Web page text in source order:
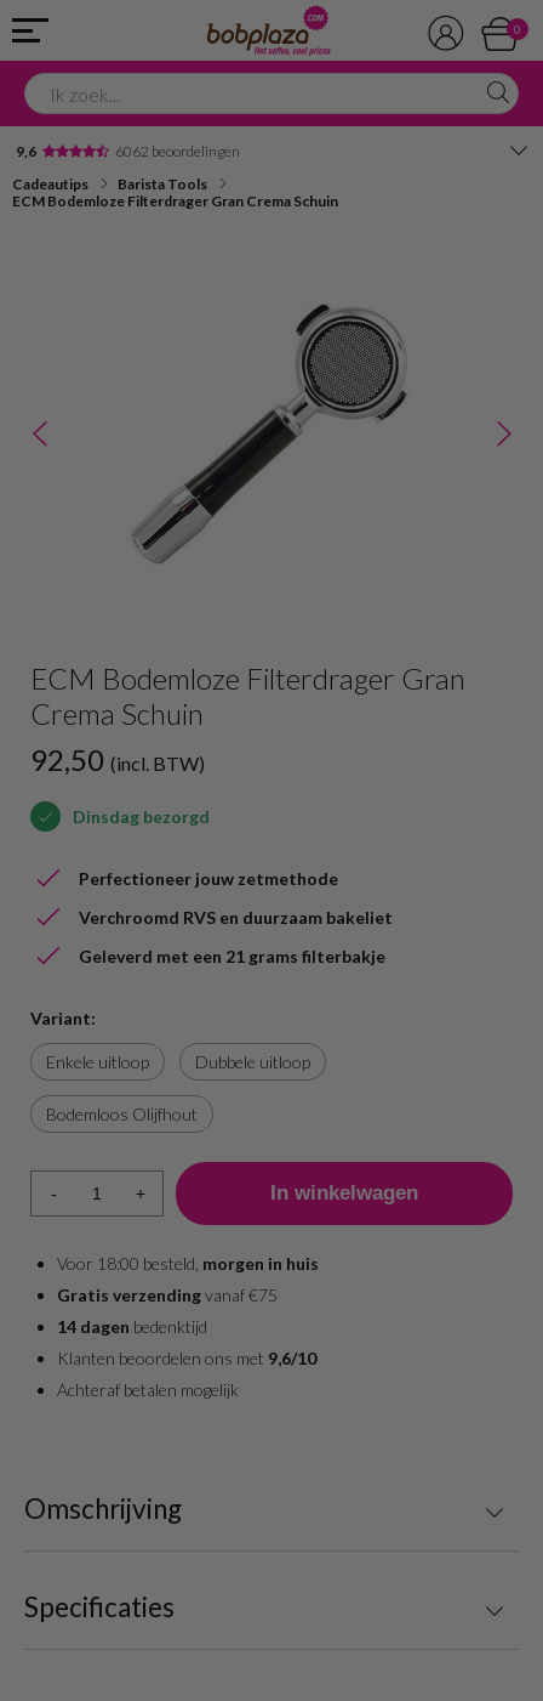
0
9,6 6062 beoordelingen
Avondbezorging
Cadeautips
Barista Tools
ECM Bodemloze Filterdrager Gran Crema Schuin
ECM Bodemloze Filterdrager Gran
Crema Schuin
92,50 (incl. BTW)
Dinsdag bezorgd
Perfectioneer jouw zetmethode
Verchroomd RVS en duurzaam bakeliet
Geleverd met een 21 grams filterbakje
Variant:
Enkele uitloop Dubbele uitloop
Bodemloos Olijfhout
- +
Voor 18:00 besteld, morgen in huis
Gratis verzendingvanaf €75
14 dagen bedenktijd
Klanten beoordelen ons met 9,6/10
Achteraf betalen mogelijk
Omschrijving
Specificaties